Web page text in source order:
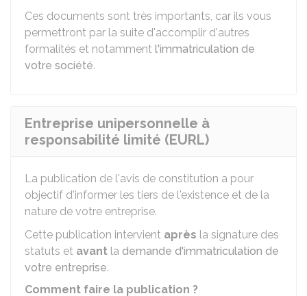
Ces documents sont très importants, car ils vous
permettront par la suite d'accomplir d'autres
formalités et notamment l'immatriculation de
votre société.
Entreprise unipersonnelle à
responsabilité limité (EURL)
La publication de l'avis de constitution a pour
objectif d'informer les tiers de l'existence et de la
nature de votre entreprise.
Cette publication intervient après la signature des
statuts et avant la demande d'immatriculation de
votre entreprise.
Comment faire la publication ?